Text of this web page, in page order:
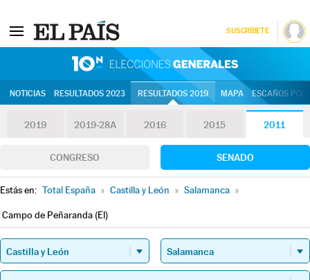
SUSCRÍBETE
NOTICIAS RESULTADOS 2023 RESULTADOS 2019 MAPA ESCAÑOS
2019 2019-28A 2016 2015 2011
CONGRESO SENADO
Estás en: Total España » Castilla y León » Salamanca »
Campo de Peñaranda (El)